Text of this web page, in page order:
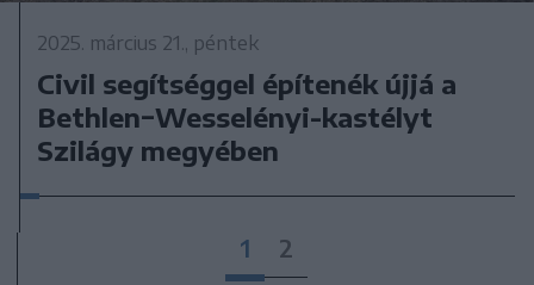
2025. március 21., péntek
Civil segítséggel építenék újjá a
Bethlen−Wesselényi-kastélyt
Szilágy megyében
1 2